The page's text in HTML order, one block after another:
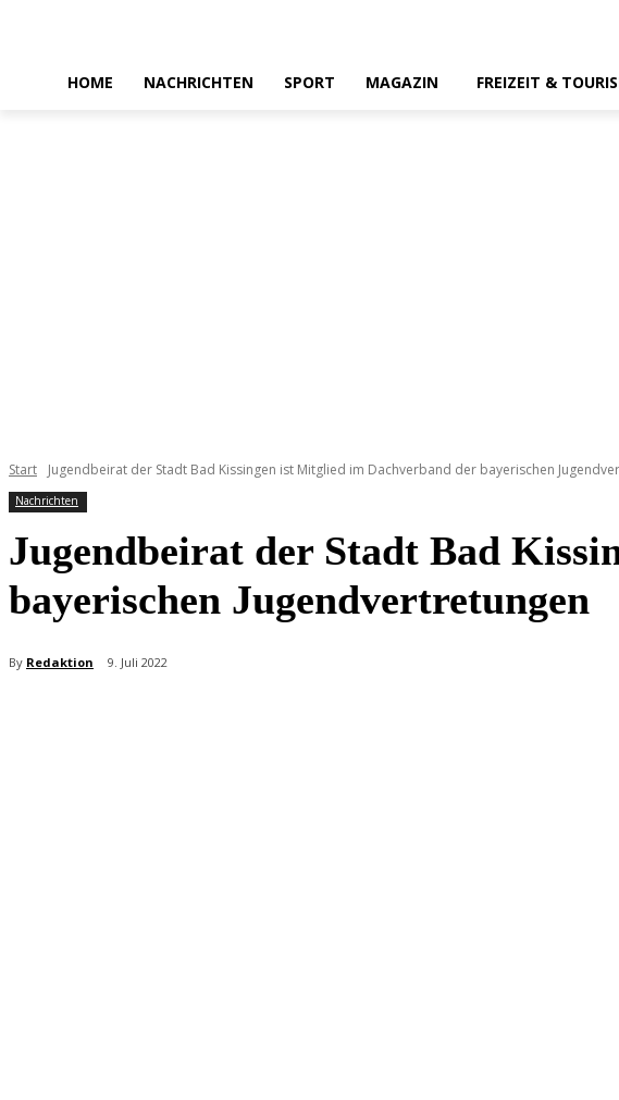
HOME NACHRICHTEN SPORT MAGAZIN FREIZEIT &
Start Jugendbeirat der Stadt Bad Kissingen ist Mitglied im Dachverband der bayerischen
Nachrichten
Jugendbeirat der Stadt Bad
bayerischen Jugendvertretungen
By Redaktion 9. Juli 2022